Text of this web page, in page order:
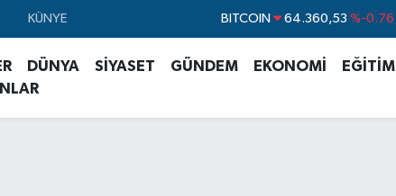
KÜNYE DOLAR 47,7069 %0.17
GRAM ALTIN 6574.81 %1.44
DÜNYA SİYASET GÜNDEM EKONOMİ EĞİTİM